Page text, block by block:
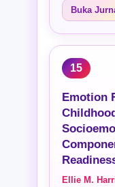
Buka
15
Emotion
Ellie M.